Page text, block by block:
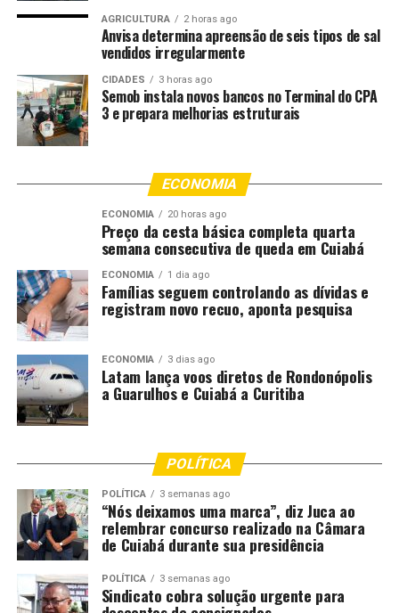
15 mil em espécie e, por meio de ameaças, obrigaram as
vítimas a fornecer as senhas de aplicativos bancários
nos celulares, realizando transferências eletrônicas. O
grupo também levou joias e outros pertences de valor.
Além das duas armas de fogo utilizadas no crime, a ação
policial resultou na apreensão de grande parte do
Os cinco suspeitos foram encaminhados à Delegacia de
Tangará da Serra, onde foram interrogados e autuados
em flagrante pelo crime de roubo majorado, sendo
posteriormente colocados à disposição da Justiça. As
investigações seguem para identificar possível
participação de outros envolvidos e apurar se o grupo
está relacionado a outros crimes na região.
Segundo o delegado Ivan Albuquerque, a expressiva
apreensão de drogas nos últimos meses têm provocado
uma mudança de atuação dos faccionados, que passaram
a migrar para crimes de roubo diante do
enfraquecimento das ações criminosas. “Esse tipo de
crime não vai prosperar em Tangará da Serra”, afirmou
o delegado.
Fonte:Governo MT – MT
AGRICULTURA 2 horas ago
Anvisa determina apreensão de seis tipos de sal
vendidos irregularmente
CIDADES 3 horas ago
Semob instala novos bancos no Terminal do CPA
3 e prepara melhorias estruturais
ECONOMIA
ECONOMIA 20 horas ago
Preço da cesta básica completa quarta
semana consecutiva de queda em Cuiabá
ECONOMIA 1 dia ago
Famílias seguem controlando as dívidas e
registram novo recuo, aponta pesquisa
ECONOMIA 3 dias ago
Latam lança voos diretos de Rondonópolis
a Guarulhos e Cuiabá a Curitiba
POLÍTICA
POLÍTICA 3 semanas ago
“Nós deixamos uma marca”, diz Juca ao
relembrar concurso realizado na Câmara
de Cuiabá durante sua presidência
POLÍTICA 3 semanas ago
Sindicato cobra solução urgente para